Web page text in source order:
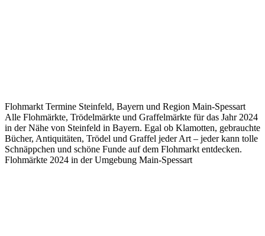
Flohmarkt Termine Steinfeld, Bayern und Region Main-Spessart
Alle Flohmärkte, Trödelmärkte und Graffelmärkte für das Jahr 2024
in der Nähe von Steinfeld in Bayern. Egal ob Klamotten, gebrauchte
Bücher, Antiquitäten, Trödel und Graffel jeder Art – jeder kann tolle
Schnäppchen und schöne Funde auf dem Flohmarkt entdecken.
Flohmärkte 2024 in der Umgebung Main-Spessart